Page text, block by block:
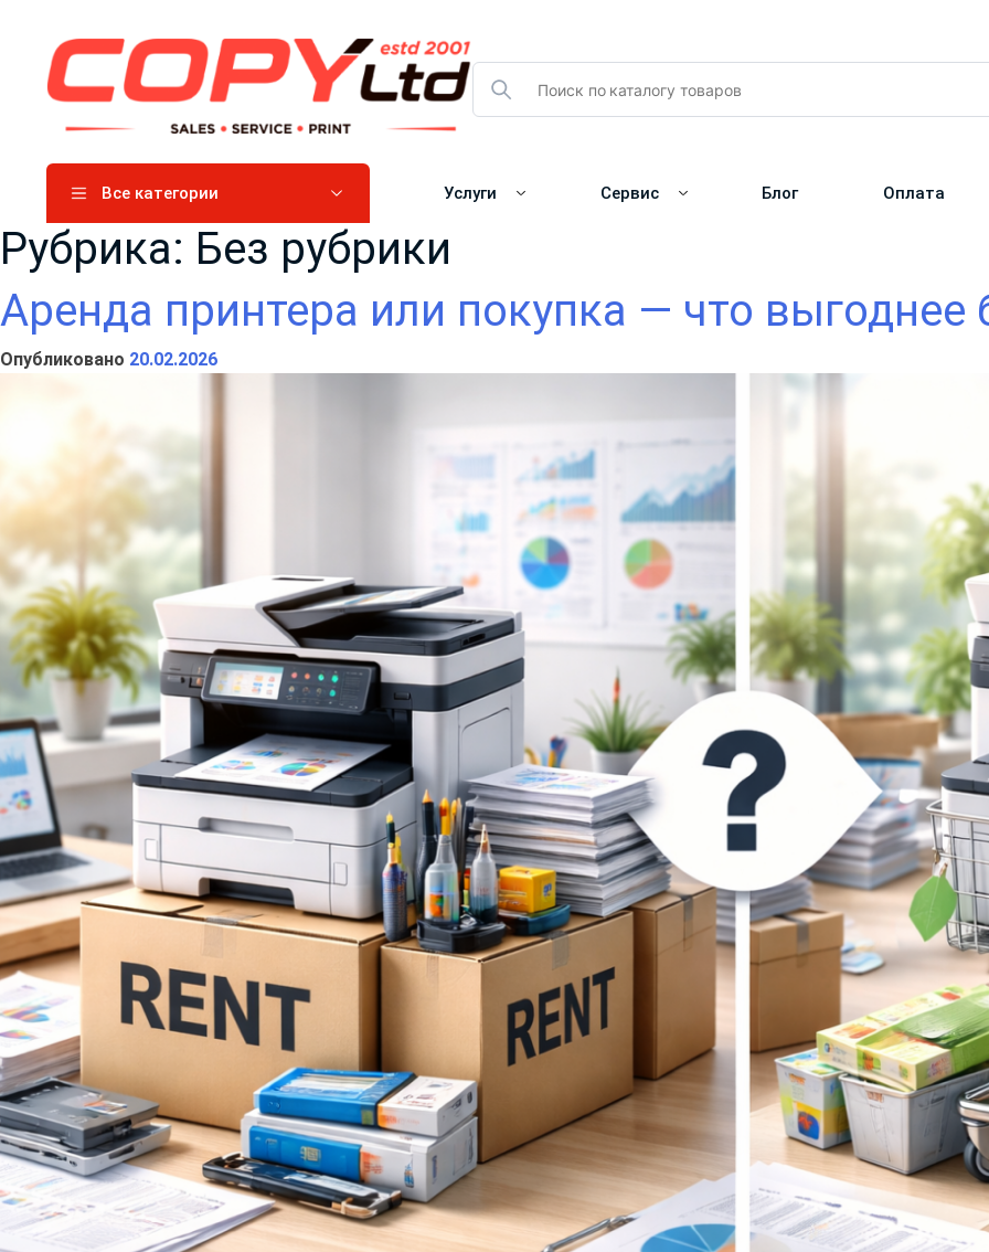
Все категории Услуги Сервис Блог Оплата
Рубрика: Без рубрики
Аренда принтера или покупка — что выгоднее
Опубликовано 20.02.2026